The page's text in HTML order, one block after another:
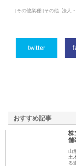
[その他業種][その他_法人
twitter
おすすめ記事
株
舗
山
土
る